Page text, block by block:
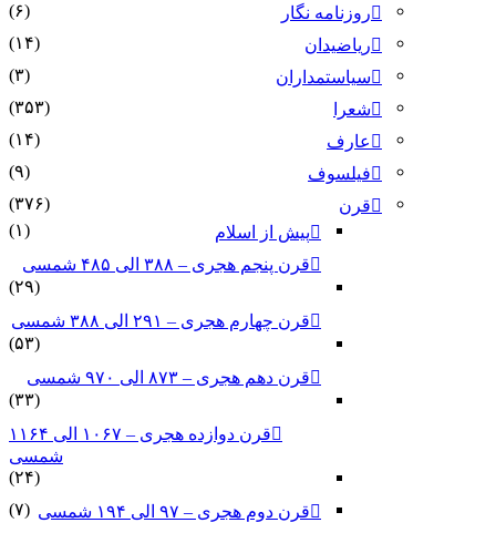
روزنامه نگار
(۶)
ریاضیدان
(۱۴)
سیاستمداران
(۳)
شعرا
(۳۵۳)
عارف
(۱۴)
فیلسوف
(۹)
قرن
(۳۷۶)
پیش از اسلام
(۱)
قرن پنجم هجری – ۳۸۸ الی ۴۸۵ شمسی
(۲۹)
قرن چهارم هجری – ۲۹۱ الی ۳۸۸ شمسی
(۵۳)
قرن دهم هجری – ۸۷۳ الی ۹۷۰ شمسی
(۳۳)
قرن دوازده هجری – ۱۰۶۷ الی ۱۱۶۴
شمسی
(۲۴)
قرن دوم هجری – ۹۷ الی ۱۹۴ شمسی
(۷)